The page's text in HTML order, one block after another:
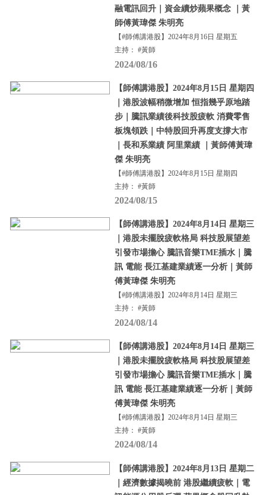
融電訊回升｜資金續炒蘋果概念 ｜黃
師傅黃瑋傑 朱明亮
【#師傅講港股】2024年8月16日 星期五
主持： #黃師
2024/08/16
【師傅講港股】2024年8月15日 星期四
｜港股波幅稍微增加 恒指幾乎原地踏
步｜騰訊業績後科技股疲軟 消費零售
板塊領跌｜中特股回升再度支撐大市
｜長和系業績 阿里業績 ｜黃師傅黃瑋
傑 朱明亮
【#師傅講港股】2024年8月15日 星期四
主持： #黃師
2024/08/15
【師傅講港股】2024年8月14日 星期三
｜港股未擺脫疲軟格局 科技股展望差
引發市場擔心 騰訊音樂TME插水｜騰
訊 電能 長江基建業績逐一分析｜黃師
傅黃瑋傑 朱明亮
【#師傅講港股】2024年8月14日 星期三
主持： #黃師
2024/08/14
【師傅講港股】2024年8月14日 星期三
｜港股未擺脫疲軟格局 科技股展望差
引發市場擔心 騰訊音樂TME插水｜騰
訊 電能 長江基建業績逐一分析｜黃師
傅黃瑋傑 朱明亮
【#師傅講港股】2024年8月14日 星期三
主持： #黃師
2024/08/14
【師傅講港股】2024年8月13日 星期二
｜經濟數據揭曉前 港股繼續疲軟｜電